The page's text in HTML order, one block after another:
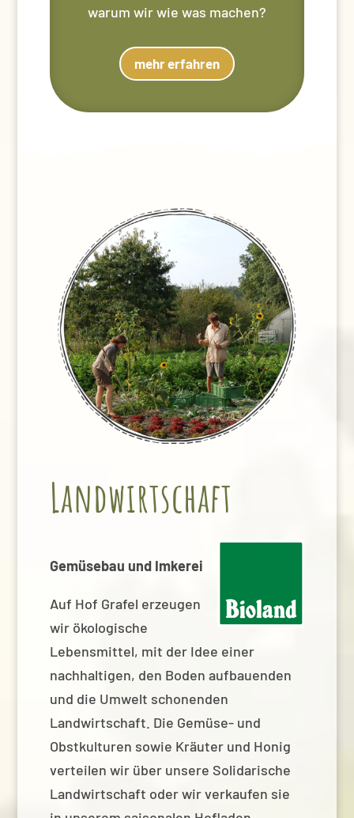
warum wir wie was machen?
mehr erfahren
Landwirtschaft
Gemüsebau und Imkerei
Auf Hof Grafel erzeugen
wir ökologische
Lebensmittel, mit der Idee einer
nachhaltigen, den Boden aufbauenden
und die Umwelt schonenden
Landwirtschaft. Die Gemüse- und
Obstkulturen sowie Kräuter und Honig
verteilen wir über unsere Solidarische
Landwirtschaft oder wir verkaufen sie